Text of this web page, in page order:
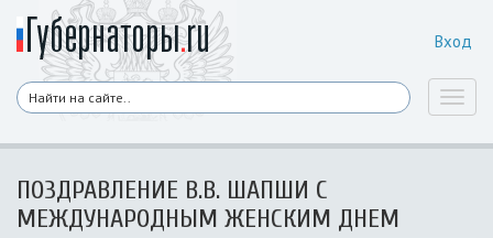
Вход
ПОЗДРАВЛЕНИЕ В.В. ШАПШИ С
МЕЖДУНАРОДНЫМ ЖЕНСКИМ ДНЕМ